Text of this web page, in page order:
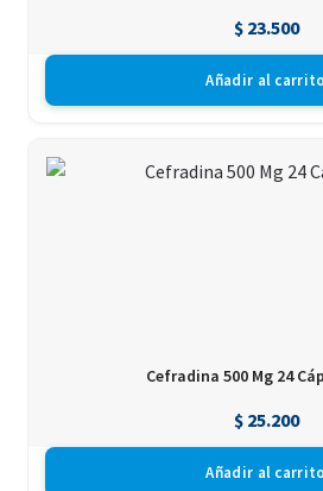
$23.500
Añadir al carrito
Cefradina 500 Mg 24
$25.200
Añadir al carrito